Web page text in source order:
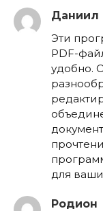
Даниил
Эти
PDF-
удобно.
для
Родион